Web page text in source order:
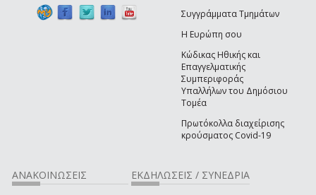
Συγγράμματα Τμημάτων
Η Ευρώπη σου
Κώδικας Ηθικής και
Επαγγελματικής
Συμπεριφοράς
Υπαλλήλων του Δημόσιου
Τομέα
Πρωτόκολλα διαχείρισης
κρούσματος Covid-19
ΑΝΑΚΟΙΝΩΣΕΙΣ ΕΚΔΗΛΩΣΕΙΣ / ΣΥΝΕΔΡΙΑ